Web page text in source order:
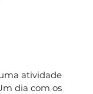
atividade
dia com os